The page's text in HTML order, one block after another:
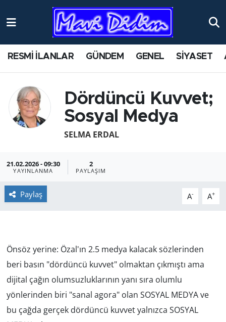
RESMİ İLANLAR GÜNDEM GENEL SİYASET
Dördüncü Kuvvet;
Sosyal Medya
SELMA ERDAL
21.02.2026 - 09:30
YAYINLANMA
2
PAYLAŞIM
Paylaş A- A+
Önsöz yerine: Özal'ın 2.5 medya kalacak sözlerinden
beri basın "dördüncü kuvvet" olmaktan çıkmıştı ama
dijital çağın olumsuzluklarının yanı sıra olumlu
yönlerinden biri "sanal agora" olan SOSYAL MEDYA ve
bu çağda gerçek dördüncü kuvvet yalnızca SOSYAL
ANTİK YERLER
AYDIN
BİLİM VE TEKNOLOJİ
EĞİTİM
EKONOMİ
GÜNDEM
HABERDE İNSAN
KÜLTÜR SANAT
Nöbetçi Eczaneler
Namaz Vakitleri
Trafik Durumu
Süper Lig Puan Durumu ve Fikstür
Tüm Manşetler
Son Dakika Haberleri